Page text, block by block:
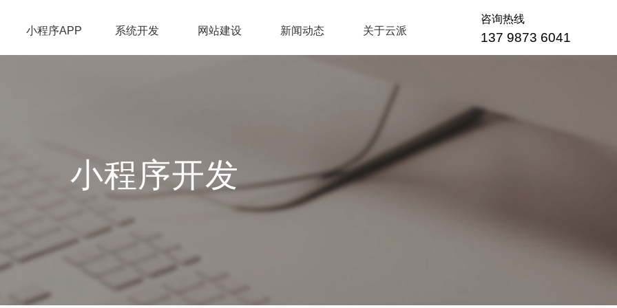
小程序APP 系统开发 网站建设 新闻动态 关于云派
咨询热线
137 9873 6041
小程序开发